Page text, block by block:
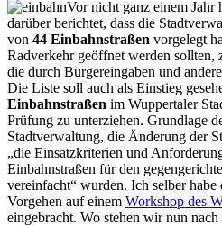
Vor nicht ganz einem Jahr
darüber berichtet, dass die
von 44 Einbahnstraßen vorgelegt
Radverkehr geöffnet werden sollten,
die durch Bürgereingaben und
Die Liste soll auch als Einstieg
Einbahnstraßen im Wuppertaler
Prüfung zu unterziehen. Grundlage
Stadtverwaltung, die Änderung der
„die Einsatzkriterien und
Einbahnstraßen für den
vereinfacht“ wurden. Ich selber habe
Vorgehen auf einem Workshop des
eingebracht. Wo stehen wir nun